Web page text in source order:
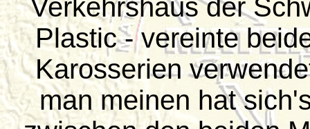
Verkehrshaus der
Plastic - vereinte
Karosserien
man meinen hat